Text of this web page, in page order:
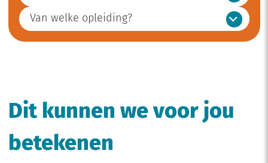
Van welke opleiding?
Dit kunnen we voor jou
betekenen